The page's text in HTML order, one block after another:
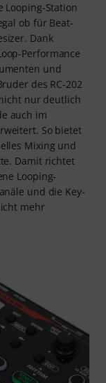
Looping-Station
ob für Beat-
Dank
Performance
und
des RC-202
nur deutlich
auch im
So bietet
Mixing und
Damit richtet
Looping-
und die Key-
mehr